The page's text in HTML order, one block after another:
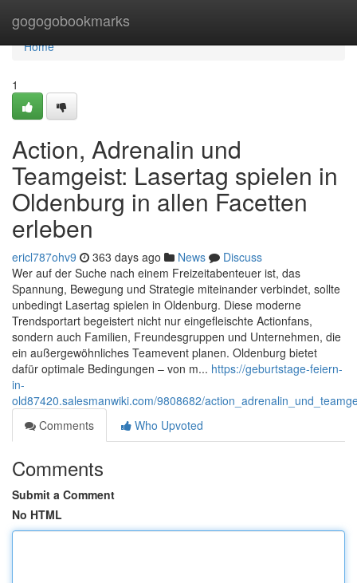
gogogobookmarks
Home
Home
1
Action, Adrenalin und
Teamgeist: Lasertag spielen in
Oldenburg in allen Facetten
erleben
ericl787ohv9 363 days ago News
Discuss
Wer auf der Suche nach einem Freizeitabenteuer ist, das
Spannung, Bewegung und Strategie miteinander verbindet, sollte
unbedingt Lasertag spielen in Oldenburg. Diese moderne
Trendsportart begeistert nicht nur eingefleischte Actionfans,
sondern auch Familien, Freundesgruppen und Unternehmen, die
ein außergewöhnliches Teamevent planen. Oldenburg bietet
dafür optimale Bedingungen – von m... https://geburtstage-feiern-
in-
old87420.salesmanwiki.com/9808682/
Comments
Who Upvoted
Comments
Submit a Comment
No HTML